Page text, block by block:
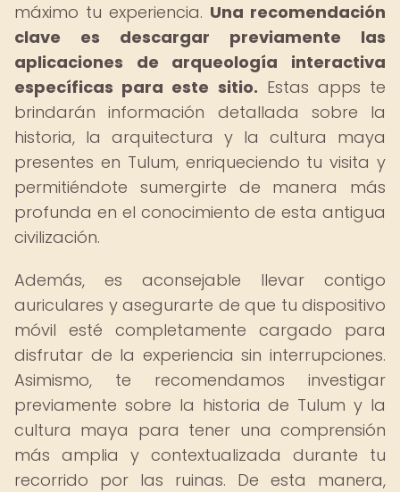
máximo tu experiencia. Una recomendación
clave es descargar previamente las
aplicaciones de arqueología interactiva
específicas para este sitio. Estas apps te
brindarán información detallada sobre la
historia, la arquitectura y la cultura maya
presentes en Tulum, enriqueciendo tu visita y
permitiéndote sumergirte de manera más
profunda en el conocimiento de esta antigua
civilización.
Además, es aconsejable llevar contigo
auriculares y asegurarte de que tu dispositivo
móvil esté completamente cargado para
disfrutar de la experiencia sin interrupciones.
Asimismo, te recomendamos investigar
previamente sobre la historia de Tulum y la
cultura maya para tener una comprensión
más amplia y contextualizada durante tu
recorrido por las ruinas. De esta manera,